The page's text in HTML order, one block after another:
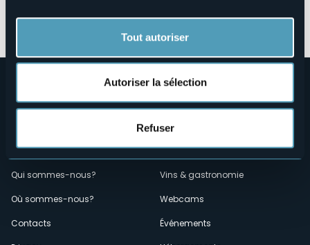
Tout autoriser
Autoriser la sélection
Refuser
Ouvrir la carte
Menù
secondario
Qui sommes-nous?
Où sommes-nous?
Contacts
Vins & gastronomie
Webcams
Événements